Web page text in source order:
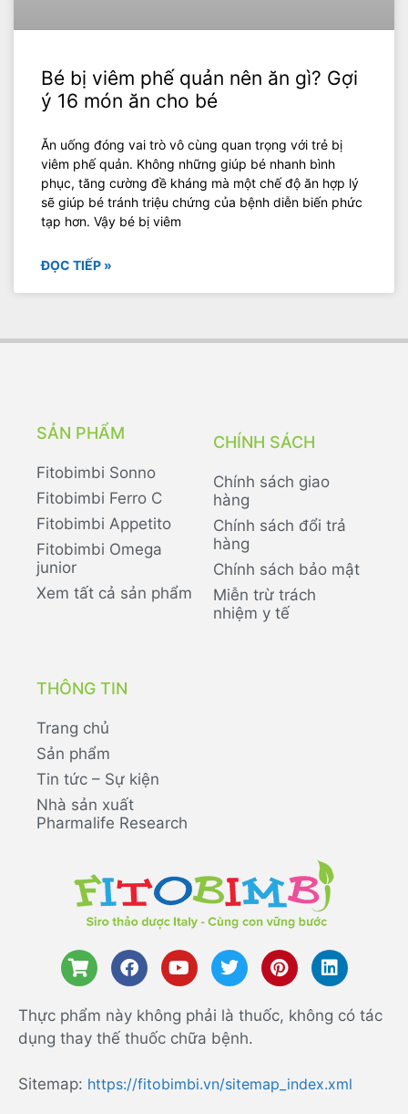
Bé bị viêm phế quản nên ăn gì? Gợi
ý 16 món ăn cho bé
Ăn uống đóng vai trò vô cùng quan trọng với trẻ bị
viêm phế quản. Không những giúp bé nhanh bình
phục, tăng cường đề kháng mà một chế độ ăn hợp lý
sẽ giúp bé tránh triệu chứng của bệnh diễn biến phức
tạp hơn. Vậy bé bị viêm
ĐỌC TIẾP »
SẢN PHẨM
Fitobimbi Sonno
Fitobimbi Ferro C
Fitobimbi Appetito
Fitobimbi Omega
junior
Xem tất cả sản phẩm
CHÍNH SÁCH
Chính sách giao
hàng
Chính sách đổi trả
hàng
Chính sách bảo mật
Miễn trừ trách
nhiệm y tế
THÔNG TIN
Trang chủ
Sản phẩm
Tin tức – Sự kiện
Nhà sản xuất
Pharmalife Research
Thực phẩm này không phải là thuốc, không có tác
dụng thay thế thuốc chữa bệnh.
Sitemap: https://fitobimbi.vn/sitemap_index.xml